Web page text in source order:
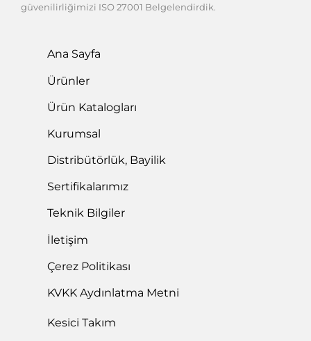
güvenilirliğimizi ISO 27001 Belgelendirdik.
Ana Sayfa
Ürünler
Ürün Katalogları
Kurumsal
Distribütörlük, Bayilik
Sertifikalarımız
Teknik Bilgiler
İletişim
Çerez Politikası
KVKK Aydınlatma Metni
Kesici Takım